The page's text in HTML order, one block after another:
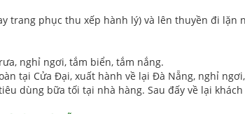
trang phục thu xếp hành lý) và lên thuyền đi lặn
nghỉ ngơi, tắm biển, tắm nắng.
tại Cửa Đại, xuất hành về lại Đà Nẵng, nghỉ
dùng bữa tối tại nhà hàng. Sau đấy về lại